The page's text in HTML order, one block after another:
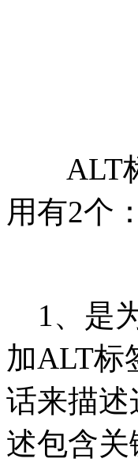
ALT标
用有2个：
1、是
加ALT标
话来描
述包含